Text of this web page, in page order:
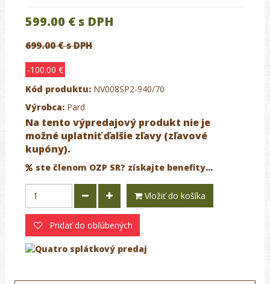
599.00 € s DPH
699.00 € s DPH
-100.00 €
Kód produktu: NV008SP2-940/70
Výrobca: Pard
Na tento výpredajový produkt nie je
možné uplatniť ďalšie zľavy (zľavové
kupóny).
ste členom OZP SR? získajte benefity...
Vložiť do košíka
Pridať do obľúbených